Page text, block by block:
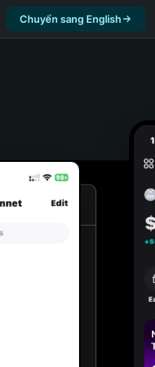
Chuyển sang English